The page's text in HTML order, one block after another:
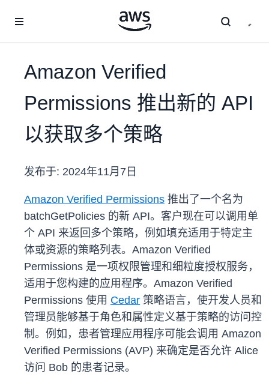
Amazon Verified
Permissions 推出新的 API
以获取多个策略
发布于: 2024年11月7日
Amazon Verified Permissions 推出了一个名为
batchGetPolicies 的新 API。客户现在可以调用单
个 API 来返回多个策略，例如填充适用于特定主
体或资源的策略列表。Amazon Verified
Permissions 是一项权限管理和细粒度授权服务，
适用于您构建的应用程序。Amazon Verified
Permissions 使用 Cedar 策略语言，使开发人员和
管理员能够基于角色和属性定义基于策略的访问控
制。例如，患者管理应用程序可能会调用 Amazon
Verified Permissions (AVP) 来确定是否允许 Alice
访问 Bob 的患者记录。